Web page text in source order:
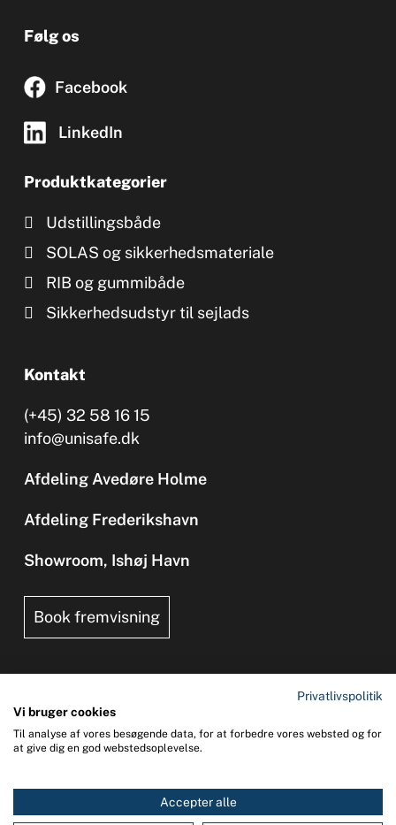
Følg os
Facebook
LinkedIn
Produktkategorier
Udstillingsbåde
SOLAS og sikkerhedsmateriale
RIB og gummibåde
Sikkerhedsudstyr til sejlads
Kontakt
(+45) 32 58 16 15
info@unisafe.dk
Afdeling Avedøre Holme
Afdeling Frederikshavn
Showroom, Ishøj Havn
Book fremvisning
Copyright 2026 © UNI-SAFE Safety at Sea
Privatlivspolitik
Vi bruger cookies
Til analyse af vores besøgende data, for at forbedre vores websted og for
at give dig en god webstedsoplevelse.
Accepter alle